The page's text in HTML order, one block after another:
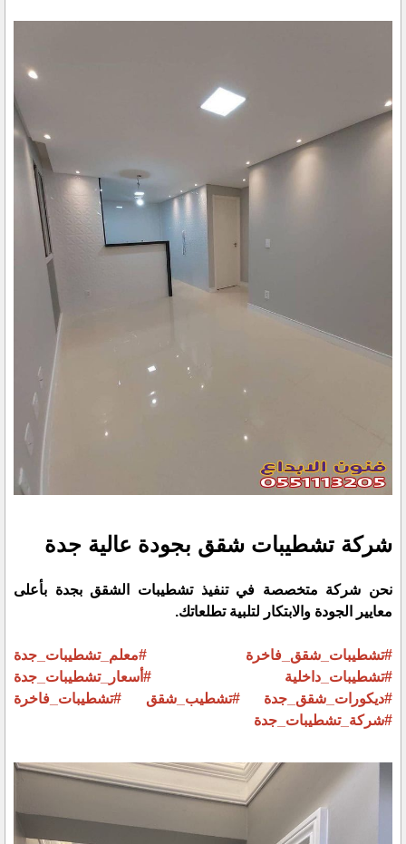
شركة تشطيبات شقق بجودة عالية جدة
نحن شركة متخصصة في تنفيذ تشطيبات الشقق بجدة بأعلى
معايير الجودة والابتكار لتلبية تطلعاتك.
#تشطيبات_شقق_فاخرة
#معلم_تشطيبات_جدة
#تشطيبات_داخلية
#أسعار_تشطيبات_جدة
#ديكورات_شقق_جدة
#تشطيب_شقق
#تشطيبات_فاخرة
#شركة_تشطيبات_جدة